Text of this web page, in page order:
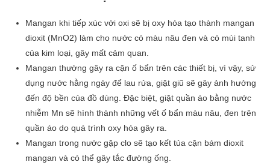
Mangan khi tiếp xúc với oxi sẽ bị oxy hóa tạo thành mangan
dioxit (MnO2) làm cho nước có màu nâu đen và có mùi tanh
của kim loại, gây mất cảm quan.
Mangan thường gây ra cặn ố bẩn trên các thiết bị, vì vậy, sử
dụng nước hằng ngày để lau rửa, giặt giũ sẽ gây ảnh hưởng
đến độ bền của đồ dùng. Đặc biệt, giặt quần áo bằng nước
nhiễm Mn sẽ hình thành những vết ố bẩn màu nâu, đen trên
quần áo do quá trình oxy hóa gây ra.
Mangan trong nước gặp clo sẽ tạo kết tủa cặn bám dioxit
mangan và có thể gây tắc đường ống.